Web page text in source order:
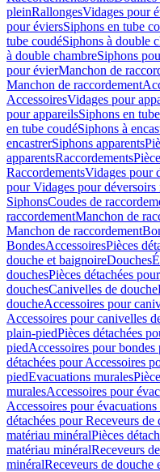
pleinRallongesVidages pour
pour éviersSiphons en tube
tube coudéSiphons à double
à double chambreSiphons
pour évierManchon de
Manchon de raccordement
AccessoiresVidages pour
pour appareilsSiphons en
en tube coudéSiphons à
encastrerSiphons apparents
apparentsRaccordements
RaccordementsVidages pour
pour Vidages pour déversoirs
SiphonsCoudes de
raccordementManchon de
Manchon de raccordement
BondesAccessoiresPièces
douche et baignoireDouches
douchesPièces détachées
douchesCanivelles de douche
doucheAccessoires pour
Accessoires pour canivelles
plain-piedPièces détachées
piedAccessoires pour
détachées pour Accessoires
piedEvacuations murales
muralesAccessoires pour
Accessoires pour évacuations
détachées pour Receveurs de
matériau minéralPièces
matériau minéralReceveurs
minéralReceveurs de douche